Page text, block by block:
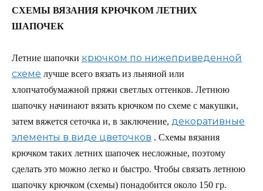
СХЕМЫ ВЯЗАНИЯ КРЮЧКОМ ЛЕТНИХ
ШАПОЧЕК
Летние шапочки крючком по нижеприведенной
схеме лучше всего вязать из льняной или
хлопчатобумажной пряжи светлых оттенков. Летнюю
шапочку начинают вязать крючком по схеме с макушки,
затем вяжется сеточка и, в заключение, декоративные
элементы в виде цветочков . Схемы вязания
крючком таких летних шапочек несложные, поэтому
сделать это можно легко и быстро. Чтобы связать летнюю
шапочку крючком (схемы) понадобится около 150 гр.